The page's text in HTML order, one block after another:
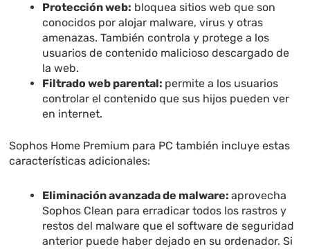
Protección web: bloquea sitios web que son
conocidos por alojar malware, virus y otras
amenazas. También controla y protege a los
usuarios de contenido malicioso descargado de
la web.
Filtrado web parental: permite a los usuarios
controlar el contenido que sus hijos pueden ver
en internet.
Sophos Home Premium para PC también incluye estas
características adicionales:
Eliminación avanzada de malware:aprovecha
Sophos Clean para erradicar todos los rastros y
restos del malware que el software de seguridad
anterior puede haber dejado en su ordenador. Si